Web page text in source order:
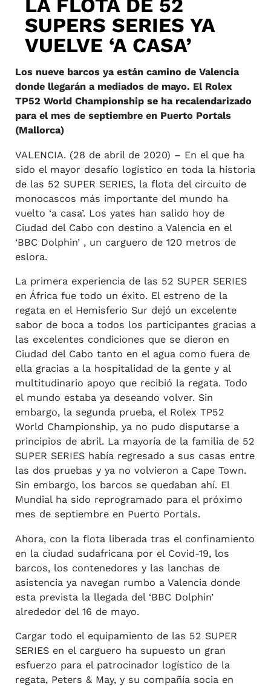
LA FLOTA DE 52
SUPERS SERIES YA
VUELVE ‘A CASA’
Los nueve barcos ya están camino de Valencia
donde llegarán a mediados de mayo. El Rolex
TP52 World Championship se ha recalendarizado
para el mes de septiembre en Puerto Portals
(Mallorca)
VALENCIA. (28 de abril de 2020) – En el que ha
sido el mayor desafío logístico en toda la historia
de las 52 SUPER SERIES, la flota del circuito de
monocascos más importante del mundo ha
vuelto ‘a casa’. Los yates han salido hoy de
Ciudad del Cabo con destino a Valencia en el
‘BBC Dolphin’ , un carguero de 120 metros de
eslora.
La primera experiencia de las 52 SUPER SERIES
en África fue todo un éxito. El estreno de la
regata en el Hemisferio Sur dejó un excelente
sabor de boca a todos los participantes gracias a
las excelentes condiciones que se dieron en
Ciudad del Cabo tanto en el agua como fuera de
ella gracias a la hospitalidad de la gente y al
multitudinario apoyo que recibió la regata. Todo
el mundo estaba ya deseando volver. Sin
embargo, la segunda prueba, el Rolex TP52
World Championship, ya no pudo disputarse a
principios de abril. La mayoría de la familia de 52
SUPER SERIES había regresado a sus casas entre
las dos pruebas y ya no volvieron a Cape Town.
Sin embargo, los barcos se quedaban ahí. El
Mundial ha sido reprogramado para el próximo
mes de septiembre en Puerto Portals.
Ahora, con la flota liberada tras el confinamiento
en la ciudad sudafricana por el Covid-19, los
barcos, los contenedores y las lanchas de
asistencia ya navegan rumbo a Valencia donde
esta prevista la llegada del ‘BBC Dolphin’
alrededor del 16 de mayo.
Cargar todo el equipamiento de las 52 SUPER
SERIES en el carguero ha supuesto un gran
esfuerzo para el patrocinador logístico de la
regata, Peters & May, y su compañía socia en